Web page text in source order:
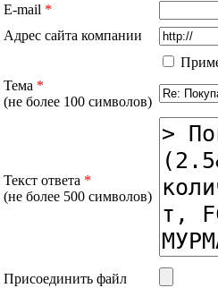
E-mail *
Адрес сайта компании
Тема *
(не более 100 символов)
Текст ответа *
(не более 500 символов)
Присоединить файл